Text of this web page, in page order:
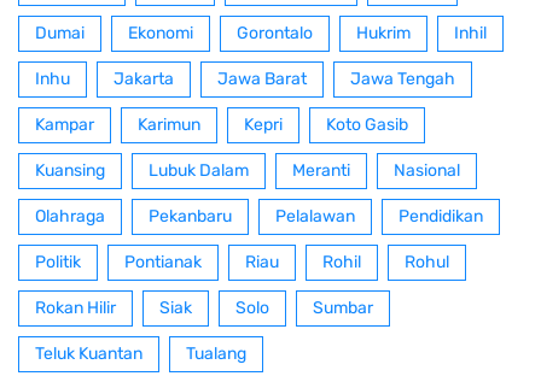
Dumai Ekonomi Gorontalo Hukrim Inhil
Inhu Jakarta Jawa Barat Jawa Tengah
Kampar Karimun Kepri Koto Gasib
Kuansing Lubuk Dalam Meranti Nasional
Olahraga Pekanbaru Pelalawan Pendidikan
Politik Pontianak Riau Rohil Rohul
Rokan Hilir Siak Solo Sumbar
Teluk Kuantan Tualang